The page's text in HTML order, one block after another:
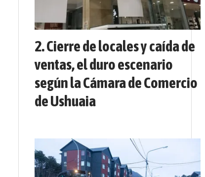
Cierre de locales y caída de
ventas, el duro escenario
según la Cámara de Comercio
de Ushuaia